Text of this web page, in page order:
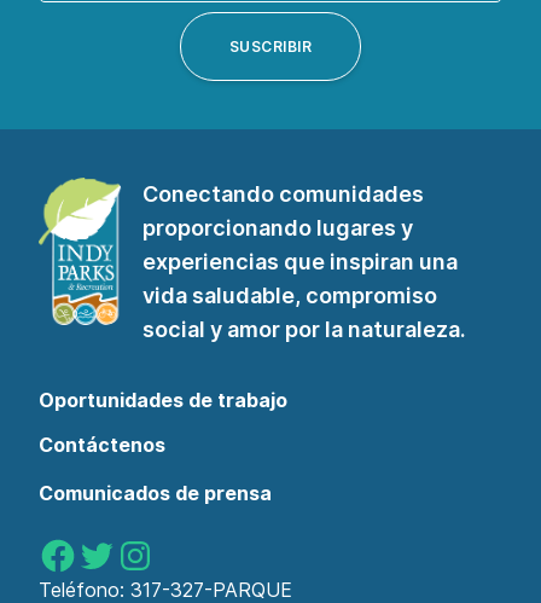
dirección
de
correo
suscribirse
a
nuestro
boletín"
SUSCRIBIR
Conectando comunidades
proporcionando lugares y
experiencias que inspiran una
vida saludable, compromiso
social y amor por la naturaleza.
Oportunidades de trabajo
Contáctenos
Comunicados de prensa
Parques de Indy en Facebook
Parques de Indy en Twitter
Parques de Indy en Instagram
Teléfono: 317-327-PARQUE